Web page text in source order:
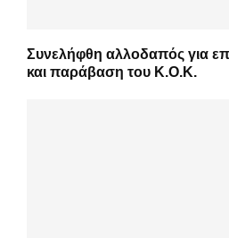
Συνελήφθη αλλοδαπός για
και παράβαση του Κ.Ο.Κ.